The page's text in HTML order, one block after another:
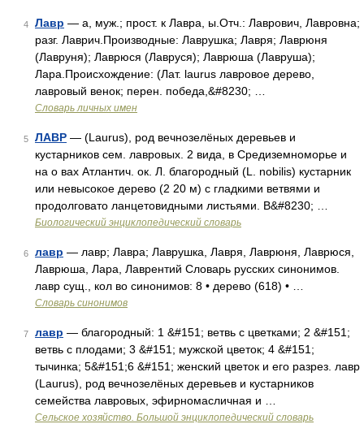
4 Лавр — а, муж.; прост. к Лавра, ы.Отч.: Лаврович, Лавровна;
разг. Лаврич.Производные: Лаврушка; Лавря; Лаврюня
(Лавруня); Лаврюся (Лавруся); Лаврюша (Лавруша);
Лара.Происхождение: (Лат. laurus лавровое дерево,
лавровый венок; перен. победа,&#8230; …
Словарь личных имен
5 ЛАВР — (Laurus), род вечнозелёных деревьев и
кустарников сем. лавровых. 2 вида, в Средиземноморье и
на о вах Атлантич. ок. Л. благородный (L. nоbilis) кустарник
или невысокое дерево (2 20 м) с гладкими ветвями и
продолговато ланцетовидными листьями. В&#8230; …
Биологический энциклопедический словарь
6 лавр — лавр; Лавра; Лаврушка, Лавря, Лаврюня, Лаврюся,
Лаврюша, Лара, Лаврентий Словарь русских синонимов.
лавр сущ., кол во синонимов: 8 • дерево (618) • …
Словарь синонимов
7 лавр — благородный: 1 &#151; ветвь с цветками; 2 &#151;
ветвь с плодами; 3 &#151; мужской цветок; 4 &#151;
тычинка; 5&#151;6 &#151; женский цветок и его разрез. лавр
(Laurus), род вечнозелёных деревьев и кустарников
семейства лавровых, эфирномасличная и …
Сельское хозяйство. Большой энциклопедический словарь